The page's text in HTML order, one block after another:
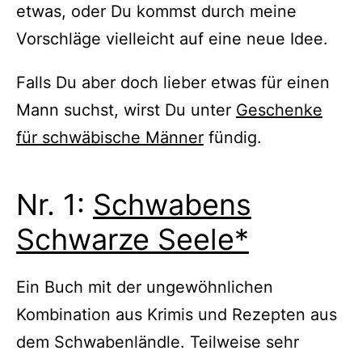
etwas, oder Du kommst durch meine
Vorschläge vielleicht auf eine neue Idee.
Falls Du aber doch lieber etwas für einen
Mann suchst, wirst Du unter Geschenke
für schwäbische Männer fündig.
Nr. 1: Schwabens
Schwarze Seele*
Ein Buch mit der ungewöhnlichen
Kombination aus Krimis und Rezepten aus
dem Schwabenländle. Teilweise sehr